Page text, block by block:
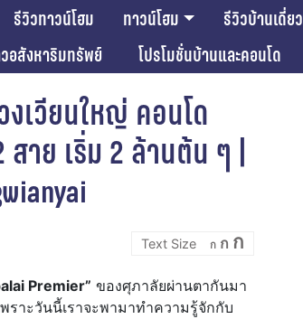
รีวิวทาวน์โฮม ทาวน์โฮม รีวิวบ้านเดี่ยว
อสังหาริมทรัพย์ โปรโมชั่นบ้านและคอนโด
เวียนใหญ่ คอนโด
าย เริ่ม 2 ล้านต้น ๆ |
ก
Decrease
font
size.
ก Reset
font
ก
Premier” ของศุภาลัยผ่านตากันมา
ราะวันนี้เราจะพามาทำความรู้จักกับ